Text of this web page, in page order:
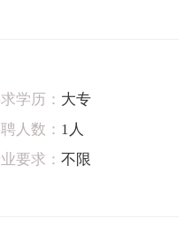
学历： 大专
人数： 1人
要求： 不限